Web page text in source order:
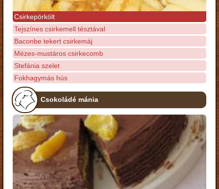
Csirkepörkölt
Tejszínes csirkemell tésztával
Baconbe tekert csirkemáj
Mézes-mustáros csirkecomb
Stefánia szelet
Fokhagymás hús
Csokoládé mánia